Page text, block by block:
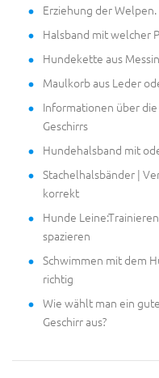
Erziehung der
Halsband mit welcher
Hundekette aus
Maulkorb aus Leder
Informationen über
Geschirrs
Hundehalsband mit
Stachelhalsbänder |
korrekt
Hunde
spazieren
Schwimmen mit dem
richtig
Wie wählt man ein
Geschirr aus?